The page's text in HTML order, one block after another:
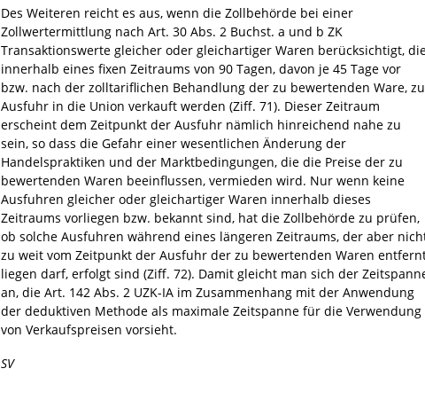
Des Weiteren reicht es aus, wenn die Zollbehörde bei einer
Zollwertermittlung nach Art. 30 Abs. 2 Buchst. a und b ZK
Transaktionswerte gleicher oder gleichartiger Waren berücksichtigt,
innerhalb eines fixen Zeitraums von 90 Tagen, davon je 45 Tage vor
bzw. nach der zolltariflichen Behandlung der zu bewertenden Ware,
Ausfuhr in die Union verkauft werden (Ziff. 71). Dieser Zeitraum
erscheint dem Zeitpunkt der Ausfuhr nämlich hinreichend nahe zu
sein, so dass die Gefahr einer wesentlichen Änderung der
Handelspraktiken und der Marktbedingungen, die die Preise der zu
bewertenden Waren beeinflussen, vermieden wird. Nur wenn keine
Ausfuhren gleicher oder gleichartiger Waren innerhalb dieses
Zeitraums vorliegen bzw. bekannt sind, hat die Zollbehörde zu prüfen,
ob solche Ausfuhren während eines längeren Zeitraums, der aber
zu weit vom Zeitpunkt der Ausfuhr der zu bewertenden Waren
liegen darf, erfolgt sind (Ziff. 72). Damit gleicht man sich der
an, die Art. 142 Abs. 2 UZK-IA im Zusammenhang mit der Anwendung
der deduktiven Methode als maximale Zeitspanne für die Verwendung
von Verkaufspreisen vorsieht.
SV